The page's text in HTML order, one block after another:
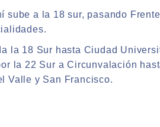
sube a la 18 sur, pasando
la 18 Sur hasta Ciudad
la 22 Sur a Circunvalación
Valle y San Francisco.